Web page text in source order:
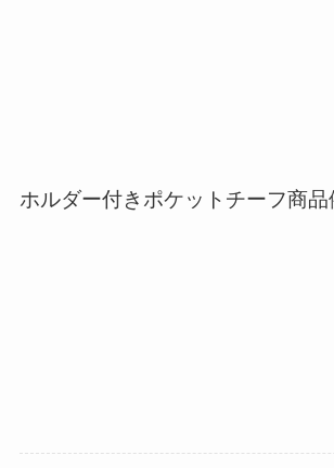
ホルダー付きポケットチーフ商品